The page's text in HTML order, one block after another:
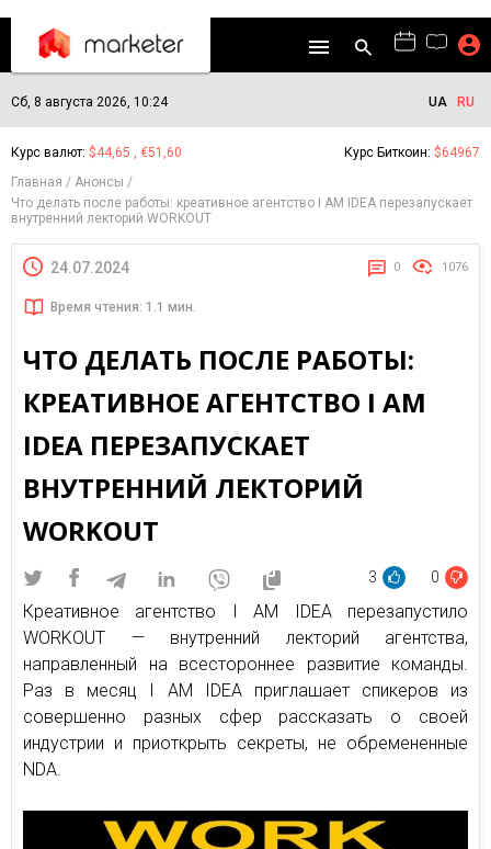
Сб, 8 августа 2026, 10:24 UA RU
Курс валют: $44,65 , €51,60 Курс Биткоин: $64967
Главная
Анонсы
Что делать после работы: креативное агентство I AM IDEA перезапускает
внутренний лекторий WORKOUT
24.07.2024 0 1076
Время чтения: 1.1 мин.
ЧТО ДЕЛАТЬ ПОСЛЕ РАБОТЫ:
КРЕАТИВНОЕ АГЕНТСТВО I AM
IDEA ПЕРЕЗАПУСКАЕТ
ВНУТРЕННИЙ ЛЕКТОРИЙ
WORKOUT
3 0
Креативное агентство I AM IDEA перезапустило
WORKOUT — внутренний лекторий агентства,
направленный на всестороннее развитие команды.
Раз в месяц I AM IDEA приглашает спикеров из
совершенно разных сфер рассказать о своей
индустрии и приоткрыть секреты, не обремененные
NDA.